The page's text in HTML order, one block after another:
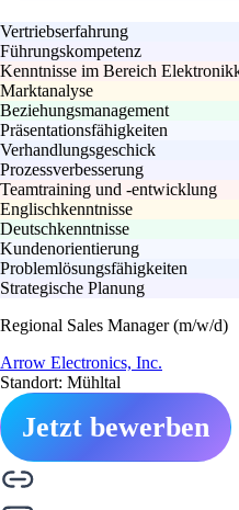
Vertriebserfahrung
Führungskompetenz
Kenntnisse im Bereich
Marktanalyse
Beziehungsmanagement
Präsentationsfähigkeiten
Verhandlungsgeschick
Prozessverbesserung
Teamtraining und -entwicklung
Englischkenntnisse
Deutschkenntnisse
Kundenorientierung
Problemlösungsfähigkeiten
Strategische Planung
Regional Sales Manager (m/w/d)
Arrow Electronics, Inc.
Standort: Mühltal
Jetzt bewerben